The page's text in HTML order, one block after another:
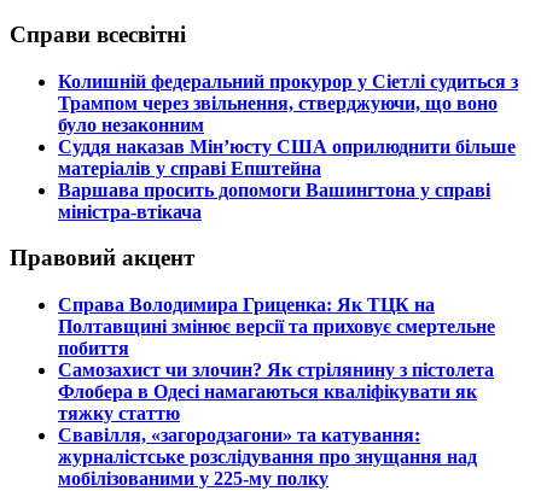
Справи всесвітні
​Колишній федеральний прокурор у Сіетлі судиться з
Трампом через звільнення, стверджуючи, що воно
було незаконним
​Суддя наказав Мін’юсту США оприлюднити більше
матеріалів у справі Епштейна
​Варшава просить допомоги Вашингтона у справі
міністра-втікача
Правовий акцент
​Справа Володимира Гриценка: Як ТЦК на
Полтавщині змінює версії та приховує смертельне
побиття
​Самозахист чи злочин? Як стрілянину з пістолета
Флобера в Одесі намагаються кваліфікувати як
тяжку статтю
​Свавілля, «загородзагони» та катування:
журналістське розслідування про знущання над
мобілізованими у 225-му полку